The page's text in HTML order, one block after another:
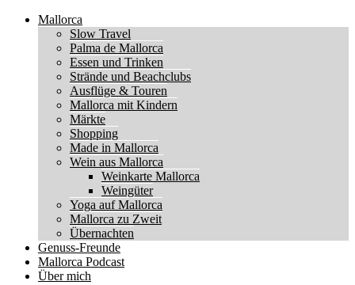
Mallorca
Slow Travel
Palma de Mallorca
Essen und Trinken
Strände und Beachclubs
Ausflüge & Touren
Mallorca mit Kindern
Märkte
Shopping
Made in Mallorca
Wein aus Mallorca
Weinkarte Mallorca
Weingüter
Yoga auf Mallorca
Mallorca zu Zweit
Übernachten
Genuss-Freunde
Mallorca Podcast
Über mich